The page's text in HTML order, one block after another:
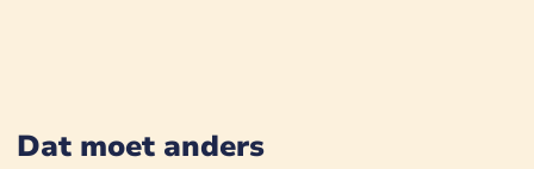
Dat moet anders